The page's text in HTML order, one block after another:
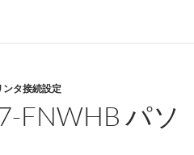
ンタ接続設定
FNWHB パソ